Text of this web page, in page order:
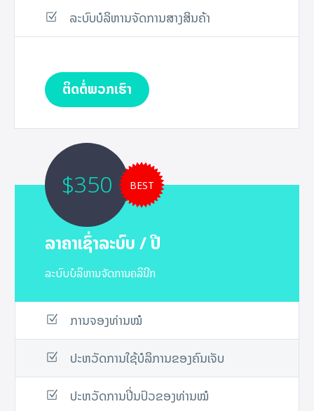
ລະບົບບໍລິຫານຈັດການສາງສິນຄ້າ
ຕິດຕໍ່ພວກເຮົາ
$350 BEST
ລາຄາເຊົ່າລະບົບ / ປີ
ລະບົບບໍລິຫານຈັດການຄລິນີກ
ການຈອງທ່ານໝໍ
ປະຫວັດການໃຊ້ບໍລິການຂອງຄົນເຈັບ
ປະຫວັດການປີ່ນປົວຂອງທ່ານໝໍ